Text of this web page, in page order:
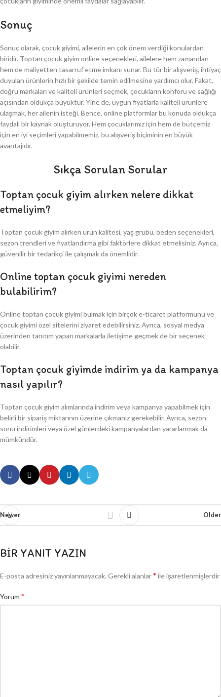
Sonuç
Sonuç olarak, çocuk giyimi, ailelerin en çok önem verdiği konulardan
biridir. Toptan çocuk giyim online seçenekleri, ailelere hem zamandan
hem de maliyetten tasarruf etme imkanı sunar. Bu tür bir alışveriş, ihtiyaç
duyulan ürünlerin hızlı bir şekilde temin edilmesine yardımcı olur. Fakat,
doğru markaları ve kaliteli ürünleri seçmek, çocukların konforu ve sağlığı
açısından oldukça büyüktür. Yine de, uygun fiyatlarla kaliteli ürünlere
ulaşmak, her ailenin isteği. Bence, online platformlar bu konuda oldukça
faydalı bir kaynak oluşturuyor. Hem çocuklarımız için hem de bütçemiz
için en iyi seçimleri yapabilmemiz, bu alışveriş biçiminin en büyük
avantajıdır.
Sıkça Sorulan Sorular
Toptan çocuk giyim alırken nelere dikkat
etmeliyim?
Toptan çocuk giyim alırken ürün kalitesi, yaş grubu, beden seçenekleri,
sezon trendleri ve fiyatlandırma gibi faktörlere dikkat etmelisiniz. Ayrıca,
güvenilir bir tedarikçi ile çalışmak da önemlidir.
Online toptan çocuk giyimi nereden
bulabilirim?
Online toptan çocuk giyimi bulmak için birçok e-ticaret platformunu ve
çocuk giyimi özel sitelerini ziyaret edebilirsiniz. Ayrıca, sosyal medya
üzerinden tanıtım yapan markalarla iletişime geçmek de bir seçenek
olabilir.
Toptan çocuk giyimde indirim ya da kampanya
nasıl yapılır?
Toptan çocuk giyim alımlarında indirim veya kampanya yapabilmek için
belirli bir sipariş miktarının üzerine çıkmanız gerekebilir. Ayrıca, sezon
sonu indirimleri veya özel günlerdeki kampanyalardan yararlanmak da
mümkündür.
Newer Older
BIR YANIT YAZIN
E-posta adresiniz yayınlanmayacak. Gerekli alanlar* ile işaretlenmişlerdir
Yorum *